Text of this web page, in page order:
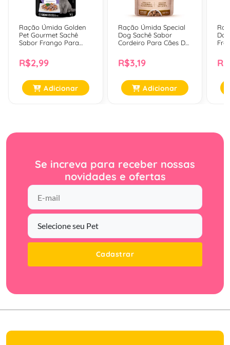
Ração Úmida Golden
Pet Gourmet Sachê
Sabor Frango Para
R$2,99
Adicionar
Ração Úmida Special
Dog Sachê Sabor
Cordeiro Para Cães De
Gr
R$3,19
Adicionar
Gr
Se increva para receber nossas
novidades e ofertas
Cadastrar